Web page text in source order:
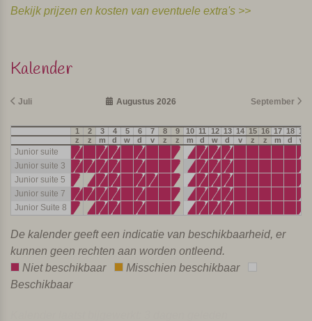
Bekijk prijzen en kosten van eventuele extra's >>
Kalender
Juli Augustus 2026 September
1 2 3 4 5 6 7 8 9 10 11 12 13 14 15 16 17 18 19
z
z m d w d v z z m d w d v z z m d w
Junior suite
Junior suite 3
Junior suite 5
Junior suite 7
Junior Suite 8
De kalender geeft een indicatie van beschikbaarheid, er
kunnen geen rechten aan worden ontleend.
Niet beschikbaar
Misschien beschikbaar
Beschikbaar